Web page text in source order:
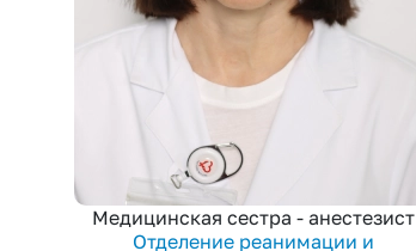
Медицинская сестра - анестезист
Отделение реанимации и